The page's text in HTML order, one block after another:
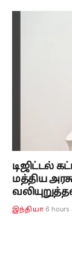
டிஜிட்டல்
மத்திய
இந்தியா 6 hours